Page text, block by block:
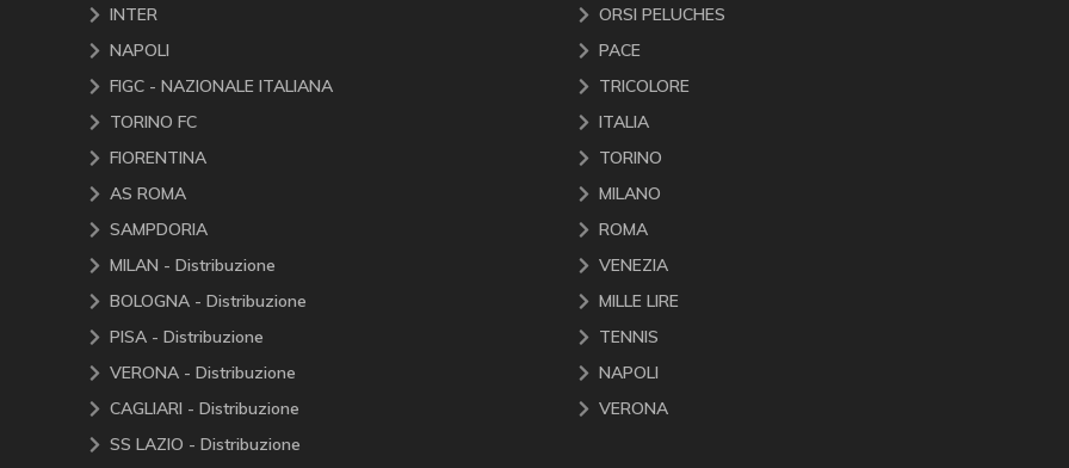
INTER
NAPOLI
FIGC - NAZIONALE ITALIANA
TORINO FC
FIORENTINA
AS ROMA
SAMPDORIA
MILAN - Distribuzione
BOLOGNA - Distribuzione
PISA - Distribuzione
VERONA - Distribuzione
CAGLIARI - Distribuzione
SS LAZIO - Distribuzione
ORSI PELUCHES
PACE
TRICOLORE
ITALIA
TORINO
MILANO
ROMA
VENEZIA
MILLE LIRE
TENNIS
NAPOLI
VERONA